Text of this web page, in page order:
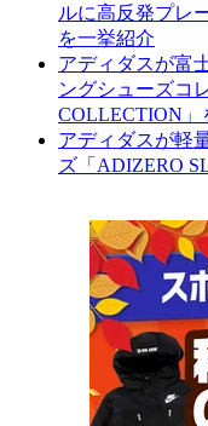
ルに高反発プレ
を一挙紹介
アディダスが富
ングシューズコ
COLLECTION」
アディダスが軽
ズ「ADIZERO